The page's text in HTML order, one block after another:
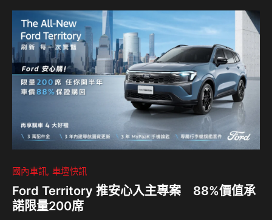
擊眾家好手。 一如Ford總裁兼首席執行官Jim Farley所提到
的：「我們正在見證Ford性能車款進入一個令人熱血沸騰的全
新發展階…
國內車訊 車壇快訊
Ford Territory 推安心入主專案 88%價值承
諾限量200席